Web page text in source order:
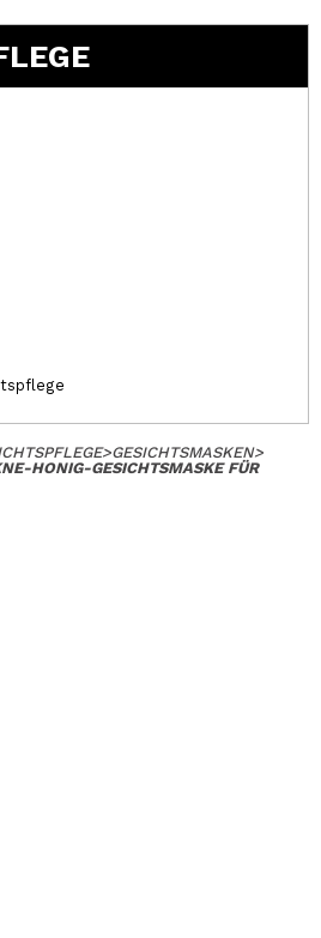
>GESICHTSMASKEN>
HONIG-GESICHTSMASKE FÜR